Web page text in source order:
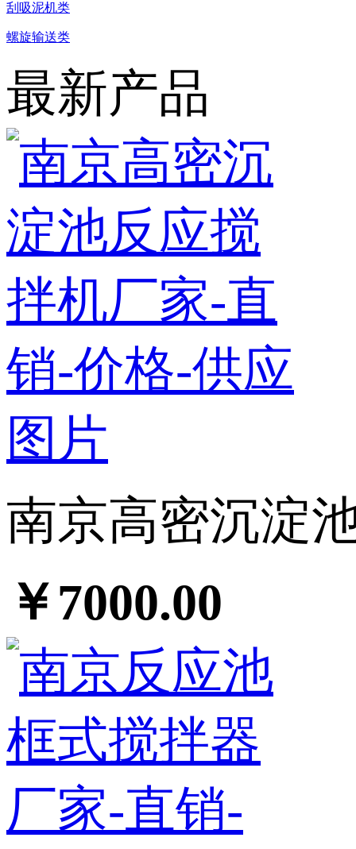
刮吸泥机类
螺旋输送类
最新产品
南京高密沉淀
￥7000.00